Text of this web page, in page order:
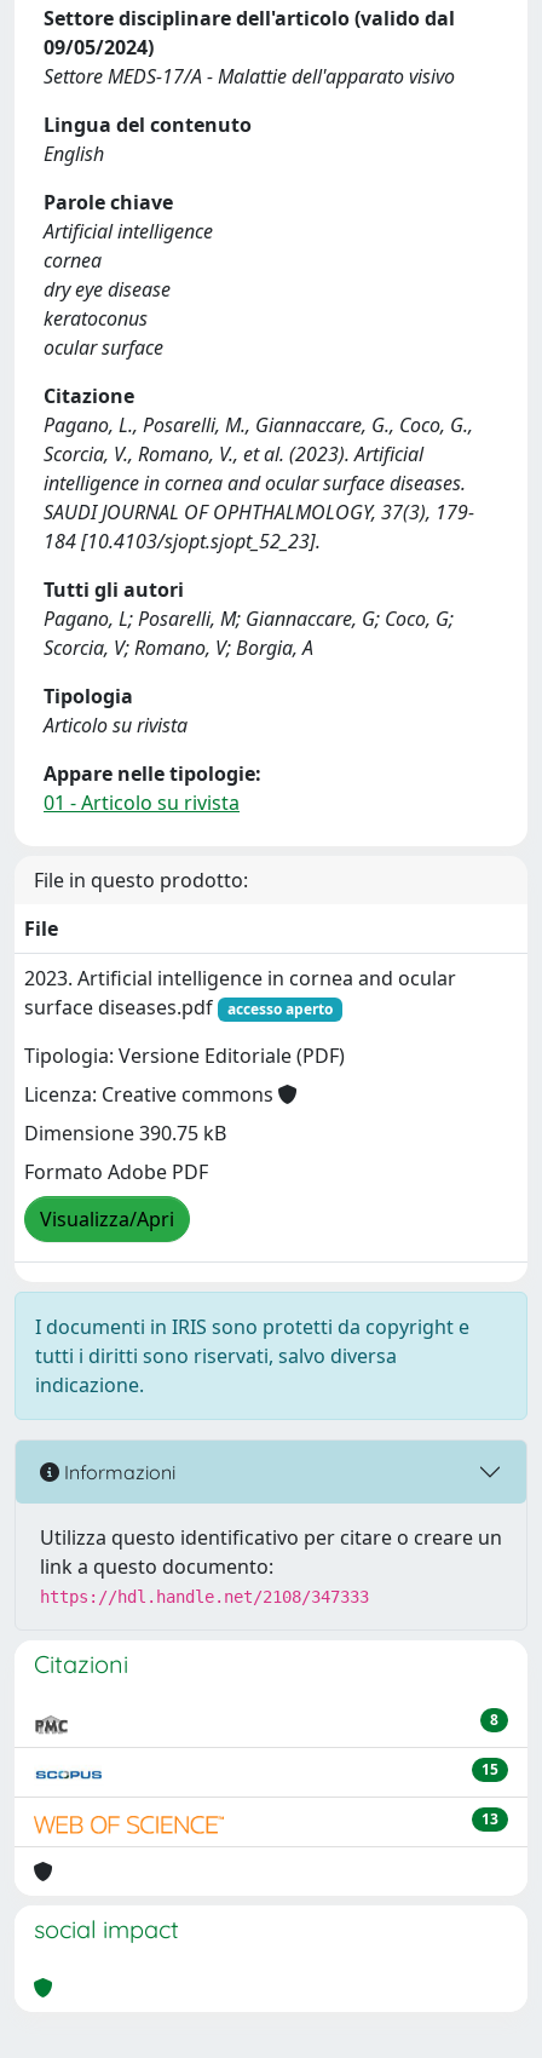
Settore disciplinare dell'articolo (valido dal
09/05/2024)
Settore MEDS-17/A - Malattie dell'apparato visivo
Lingua del contenuto
English
Parole chiave
Artificial intelligence
cornea
dry eye disease
keratoconus
ocular surface
Citazione
Pagano, L., Posarelli, M., Giannaccare, G., Coco, G.,
Scorcia, V., Romano, V., et al. (2023). Artificial
intelligence in cornea and ocular surface diseases.
SAUDI JOURNAL OF OPHTHALMOLOGY, 37(3), 179-
184 [10.4103/sjopt.sjopt_52_23].
Tutti gli autori
Pagano, L; Posarelli, M; Giannaccare, G; Coco, G;
Scorcia, V; Romano, V; Borgia, A
Tipologia
Articolo su rivista
Appare nelle tipologie:
01 - Articolo su rivista
File in questo prodotto:
File
2023. Artificial intelligence in cornea and ocular
surface diseases.pdf
accesso aperto
Tipologia: Versione Editoriale (PDF)
Licenza: Creative commons
Dimensione 390.75 kB
Formato Adobe PDF
Visualizza/Apri
I documenti in IRIS sono protetti da copyright e
tutti i diritti sono riservati, salvo diversa
indicazione.
Informazioni
Utilizza questo identificativo per citare o creare un
link a questo documento:
https://hdl.handle.net/2108/347333
Citazioni
8
15
13
social impact